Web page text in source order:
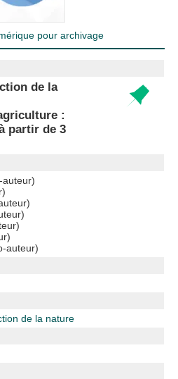
pour archivage
de la
:
partir de 3
auteur)
auteur)
de la nature